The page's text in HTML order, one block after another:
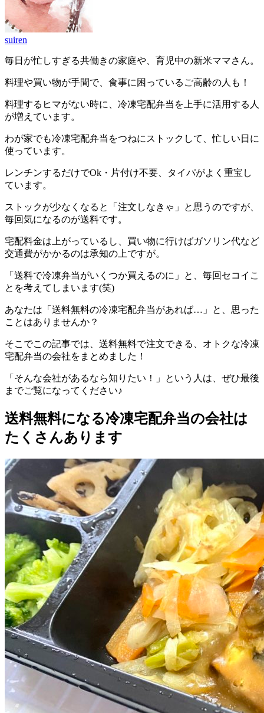
suiren
毎日が忙しすぎる共働きの家庭や、育児中の新米ママさん。
料理や買い物が手間で、食事に困っているご高齢の人も！
料理するヒマがない時に、冷凍宅配弁当を上手に活用する人
が増えています。
わが家でも冷凍宅配弁当をつねにストックして、忙しい日に
使っています。
レンチンするだけでOk・片付け不要、タイパがよく重宝し
ています。
ストックが少なくなると「注文しなきゃ」と思うのですが、
毎回気になるのが送料です。
宅配料金は上がっているし、買い物に行けばガソリン代など
交通費がかかるのは承知の上ですが。
「送料で冷凍弁当がいくつか買えるのに」と、毎回セコイこ
とを考えてしまいます(笑)
あなたは「送料無料の冷凍宅配弁当があれば…」と、思った
ことはありませんか？
そこでこの記事では、 送料無料で注文できる、オトクな冷凍
宅配弁当の会社をまとめ ました！
「そんな会社があるなら知りたい！」という人は、ぜひ最後
までご覧になってください♪
送料無料になる冷凍宅配弁当の会社は
たくさんあります